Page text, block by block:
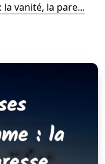
vanité, la pare...